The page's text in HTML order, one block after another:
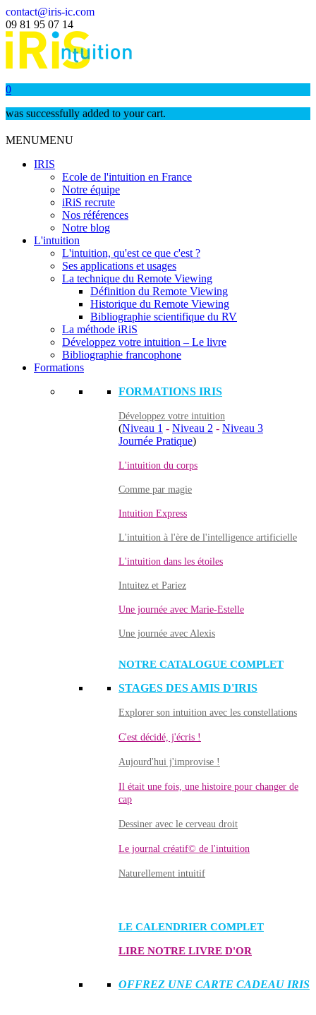
contact@iris-ic.com
09 81 95 07 14
0
was successfully added to your cart.
MENUMENU
IRIS
Ecole de l'intuition en France
Notre équipe
iRiS recrute
Nos références
Notre blog
L'intuition
L'intuition, qu'est ce que c'est ?
Ses applications et usages
La technique du Remote Viewing
Définition du Remote Viewing
Historique du Remote Viewing
Bibliographie scientifique du RV
La méthode iRiS
Développez votre intuition – Le livre
Bibliographie francophone
Formations
FORMATIONS IRIS
Développez votre intuition
(Niveau 1 - Niveau 2 - Niveau 3
Journée Pratique)
L'intuition du corps
Comme par magie
Intuition Express
L'intuition à l'ère de l'intelligence artificielle
L'intuition dans les étoiles
Intuitez et Pariez
Une journée avec Marie-Estelle
Une journée avec Alexis
NOTRE CATALOGUE COMPLET
STAGES DES AMIS D'IRIS
Explorer son intuition avec les constellations
C'est décidé, j'écris !
Aujourd'hui j'improvise !
Il était une fois, une histoire pour changer de
cap
Dessiner avec le cerveau droit
Le journal créatif© de l'intuition
Naturellement intuitif
LE CALENDRIER COMPLET
LIRE NOTRE LIVRE D'OR
OFFREZ UNE CARTE CADEAU IRIS